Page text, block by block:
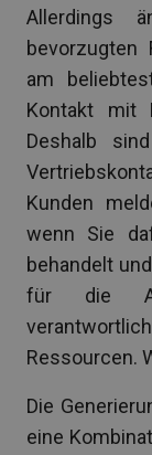
Allerdings
bevorzugten
am
Kontakt mit
Deshalb
Kunden
wenn Sie
behandelt
für die
Ressourcen.
Die
eine